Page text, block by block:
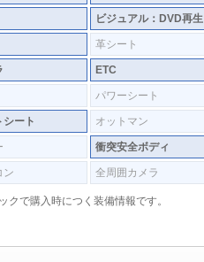
ビジュアル：DVD再生
革シート
ETC
パワーシート
シート オットマン
衝突安全ボディ
ン 全周囲カメラ
で購入時につく装備情報です。